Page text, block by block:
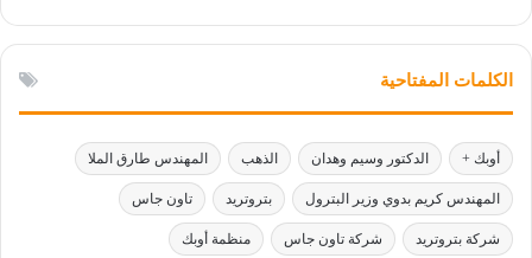
الكلمات المفتاحية
أوبك + الدكتور وسيم وهدان الذهب المهندس طارق الملا
المهندس كريم بدوي وزير البترول بتروتريد تاون جاس
شركة بتروتريد شركة تاون جاس منظمة أوبك